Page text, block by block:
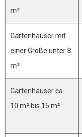
m²
Gartenhäuser mit
einer Größe unter 8
m²
Gartenhäuser ca.
10 m² bis 15 m²